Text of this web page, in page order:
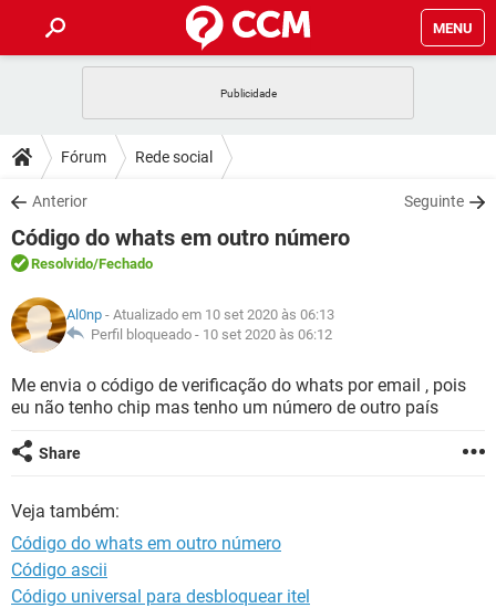
MENU
CELULAR
OUTLOOK
INSTAGRAM GMAIL
GUIA DE COMPRAS
DICAS
JOGOS
OUTLOOK
INSTAGRAM
GUIA DE COMPRAS
DOWNLOADS
JOGOS WHATSAPP
CELULAR
OUTLOOK EXCEL
INSTAGRAM
GUIA DE COMPRAS
FÓRUM
JOGOS
CELULAR FACEBOOK
INSTAGRAM GMAIL
GUIA DE COMPRAS
GLOSSÁRIO
JOGOS
CELULAR FACEBOOK
INSTAGRAM
GUIA DE COMPRAS
Fórum Rede social
Anterior Seguinte
Código do whats em outro número
Resolvido/Fechado
Al0np - Atualizado em 10 set 2020 às 06:13
Perfil bloqueado - 10 set 2020 às 06:12
Me envia o código de verificação do whats por email , pois
eu não tenho chip mas tenho um número de outro país
Share
Veja também:
Código do whats em outro número
Código ascii
Código universal para desbloquear itel